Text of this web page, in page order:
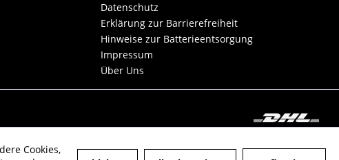
Datenschutz
Erklärung zur Barrierefreiheit
Hinweise zur Batterieentsorgung
Impressum
Über Uns
Cookies,